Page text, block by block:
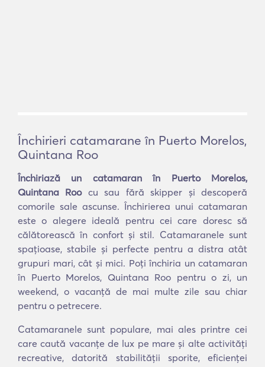
Închirieri catamarane în Puerto Morelos,
Quintana Roo
Închiriază un catamaran în Puerto Morelos,
Quintana Roocu sau fără skipper și descoperă
comorile sale ascunse. Închirierea unui catamaran
este o alegere ideală pentru cei care doresc să
călătorească în confort și stil. Catamaranele sunt
spațioase, stabile și perfecte pentru a distra atât
grupuri mari, cât și mici. Poți închiria un catamaran
în Puerto Morelos, Quintana Roo pentru o zi, un
weekend, o vacanță de mai multe zile sau chiar
pentru o petrecere.
Catamaranele sunt populare, mai ales printre cei
care caută vacanțe de lux pe mare și alte activități
recreative, datorită stabilității sporite, eficienței